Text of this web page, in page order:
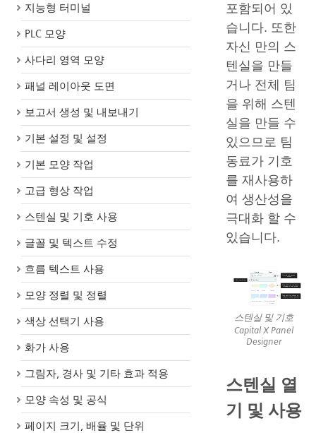
지능형 터미널
PLC 모양
사다리 영역 모양
패널 레이아웃 도면
보고서 생성 및 내보내기
기본 설정 및 설정
기본 모양 작업
고급 형상 작업
스텐실 및 기호 사용
글꼴 및 텍스트 수정
흐름 텍스트 사용
모양 정렬 및 정렬
색상 선택기 사용
화가 사용
그림자, 경사 및 기타 효과 적용
모양 속성 및 공식
페이지 크기, 배율 및 단위
포함되어 있
습니다. 또한
자신 만의 스
텐실을 만들
거나 전체 팀
을 위해 스텐
실을 만들 수
있으므로 팀
동료가 기호
를 재사용하
여 생산성을
극대화 할 수
있습니다.
스텐실 및 기호
Capital X Panel
Designer
스텐실 열
기 및 사용